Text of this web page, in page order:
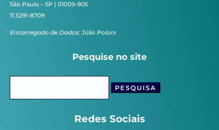
São Paulo – SP | 01009-905
11 3291-8709
Encarregado de Dados: Júlio Poloni
Pesquise no site
Redes Sociais